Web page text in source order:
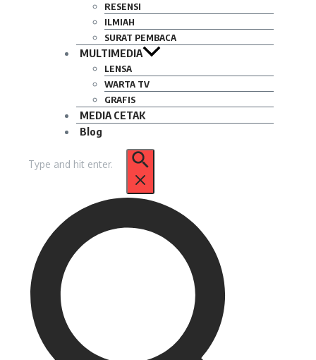
RESENSI
ILMIAH
SURAT PEMBACA
MULTIMEDIA
LENSA
WARTA TV
GRAFIS
MEDIA CETAK
Blog
untuk: